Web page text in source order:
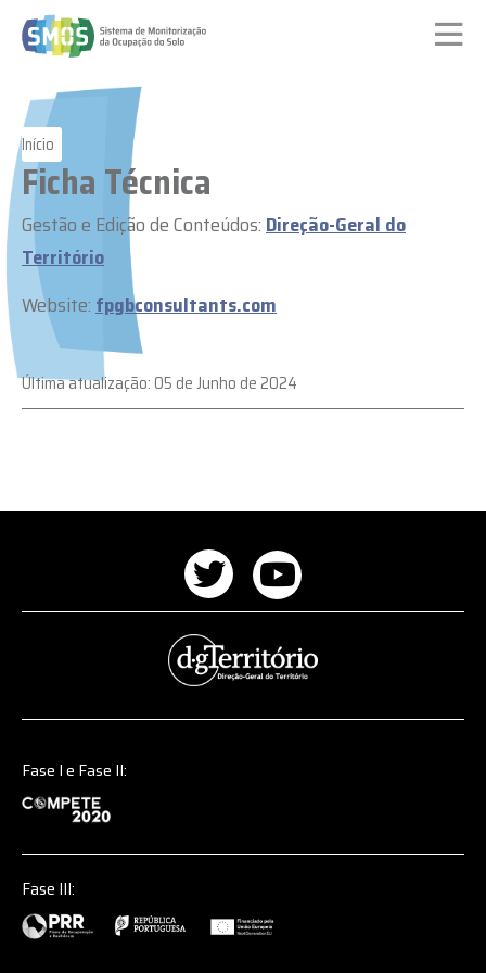
Passar
para
conteúdo
principal
Início
Ficha Técnica
Gestão e Edição de Conteúdos:Direção-Geral do
Território
Website: fpgbconsultants.com
Última atualização: 05 de Junho de 2024
TwitterYoutube
Fase I e Fase II:
Fase III: